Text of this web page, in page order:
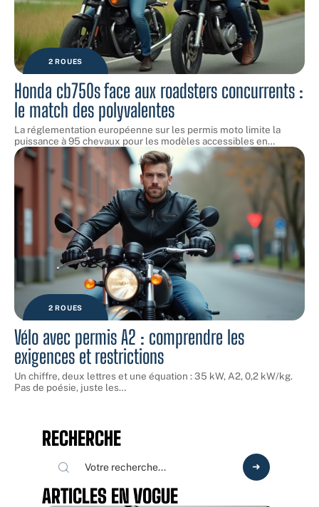
2 ROUES
Honda cb750s face aux roadsters concurrents :
le match des polyvalentes
La réglementation européenne sur les permis moto limite la
puissance à 95 chevaux pour les modèles accessibles en…
2 ROUES
Vélo avec permis A2 : comprendre les
exigences et restrictions
Un chiffre, deux lettres et une équation : 35 kW, A2, 0,2 kW/kg.
Pas de poésie, juste les…
RECHERCHE
ARTICLES EN VOGUE